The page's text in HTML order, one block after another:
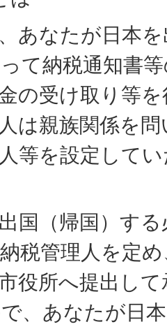
あなたが日本
て納税通知書
の受け取り等
は親族関係を
等を設定して
国（帰国）す
税管理人を定
役所へ提出し
、あなたが日